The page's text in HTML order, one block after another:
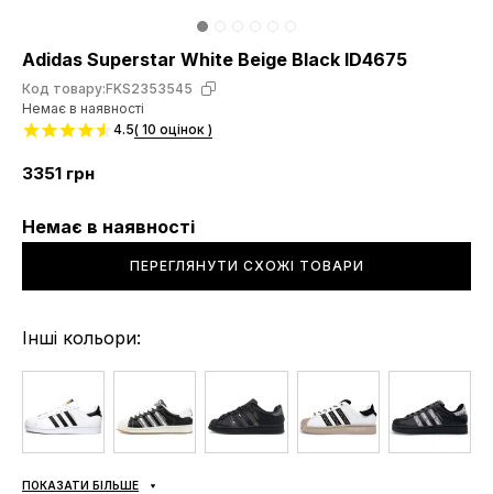
Adidas Superstar White Beige Black ID4675
Код товару:FKS2353545
Немає в наявності
4.5( 10 оцінок )
3351 грн
Немає в наявності
ПЕРЕГЛЯНУТИ СХОЖІ ТОВАРИ
Інші кольори:
ПОКАЗАТИ БІЛЬШЕ